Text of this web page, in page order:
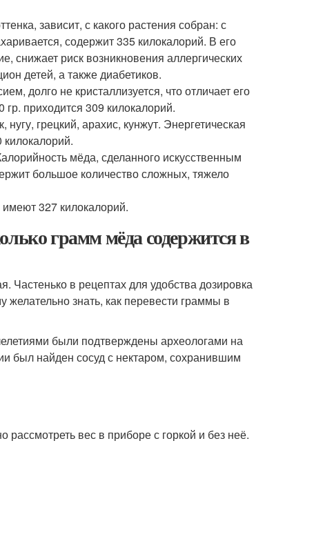
зависит, с какого растения собран: с
содержит 335 килокалорий. В его
снижает риск возникновения аллергических
детей, а также диабетиков.
долго не кристаллизуется, что отличает его
приходится 309 килокалорий.
грецкий, арахис, кунжут. Энергетическая
килокалорий.
мёда, сделанного искусственным
большое количество сложных, тяжело
327 килокалорий.
грамм мёда содержится в
в рецептах для удобства дозировка
желательно знать, как перевести граммы в
были подтверждены археологами на
был найден сосуд с нектаром, сохранившим
вес в приборе с горкой и без неё.